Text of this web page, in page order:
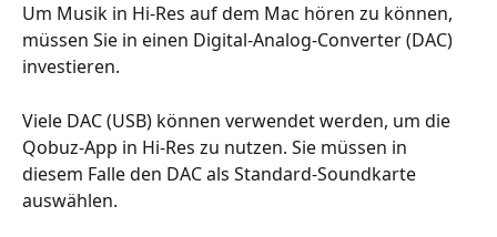
Um Musik in Hi-Res auf dem Mac hören zu können,
müssen Sie in einen Digital-Analog-Converter (DAC)
investieren.
Viele DAC (USB) können verwendet werden, um die
Qobuz-App in Hi-Res zu nutzen. Sie müssen in
diesem Falle den DAC als Standard-Soundkarte
auswählen.